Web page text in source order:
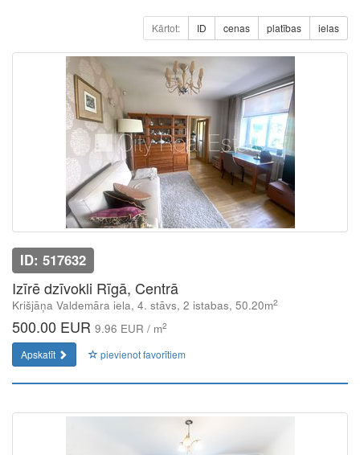
Kārtot: ID cenas platības ielas
ID: 517632
Izīrē dzīvokli Rīgā, Centrā
Krišjāņa Valdemāra iela, 4. stāvs, 2 istabas, 50.20m2
500.00 EUR 9.96 EUR / m2
Apskatīt pievienot favorītiem